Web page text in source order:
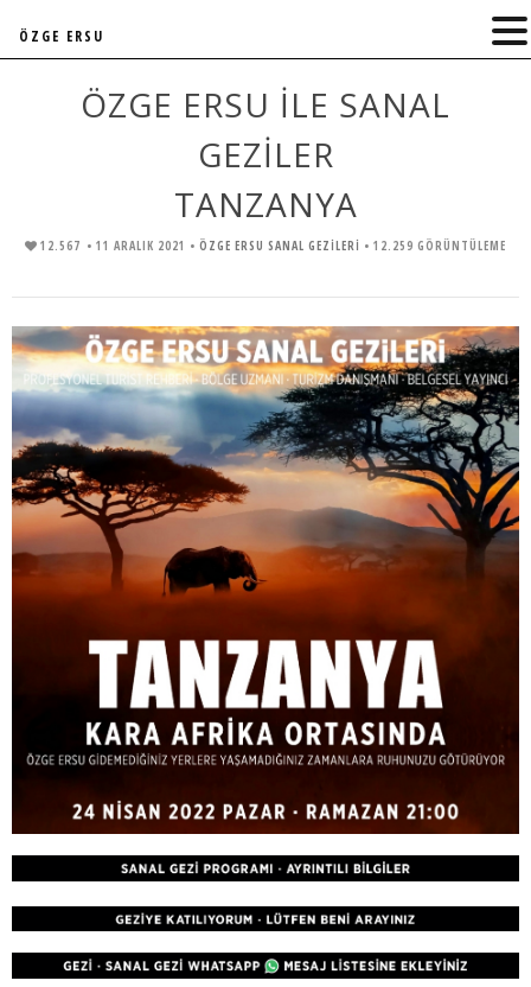
ÖZGE ERSU İLE SANAL
GEZİLER
TANZANYA
12.567 • 11 ARALIK 2021 • ÖZGE ERSU SANAL GEZİLERİ • 12.259 GÖRÜNTÜLEME
ÖZGE ERSU